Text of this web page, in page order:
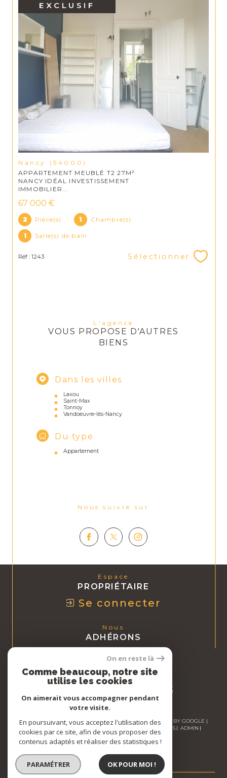
EXCLUSIF
Nancy (54000)
APPARTEMENT MEUBLÉ T2 27M²
NANCY IDÉAL INVESTISSEMENT
IMMOBILIER...
67 000 €
2 Pièce(s) 1 Chambre(s)
1 Salle(s) de bain
Réf : 1243 Sélectionner
L'agence
VOUS PROPOSE D'AUTRES
BIENS
Dans les villes
Laxou
Saint-Max
Tonnoy
Vandoeuvre-lès-Nancy
Du type
Appartement
Nous suivre sur
Espace
PROPRIÉTAIRE
Se connecter
Nous
ADHÉRONS
© 2026 | TOUS DROITS RÉSERVÉS | TRADUCTION POWERED BY GOOGLE |
NOS HONORAIRES
PLAN DU SITE MENTIONS LÉGALES
ADMIN
NOS LIENS
POLITIQUE RGPD COOKIES
On en reste là
Comme beaucoup, notre site
utilise les cookies
On aimerait vous accompagner pendant
votre visite.
En poursuivant, vous acceptez l'utilisation des
cookies par ce site, afin de vous proposer des
contenus adaptés et réaliser des statistiques !
PARAMÉTRER OK POUR MOI !